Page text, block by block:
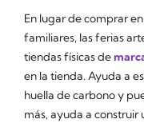
En lugar de comprar
familiares, las ferias
tiendas físicas de
en la tienda. Ayuda a
huella de carbono y
más, ayuda a construir